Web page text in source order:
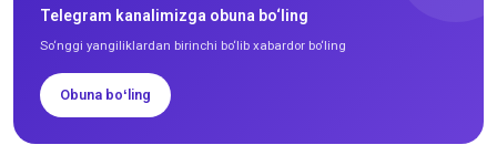
Telegram kanalimizga obuna bo‘ling
So‘nggi yangiliklardan birinchi bo‘lib xabardor bo‘ling
Obuna boʻling